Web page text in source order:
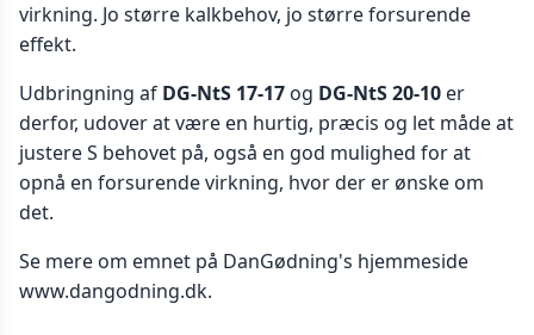
virkning. Jo større kalkbehov, jo større forsurende
effekt.
Udbringning af DG-NtS 17-17 og DG-NtS 20-10 er
derfor, udover at være en hurtig, præcis og let måde at
justere S behovet på, også en god mulighed for at
opnå en forsurende virkning, hvor der er ønske om
det.
Se mere om emnet på DanGødning's hjemmeside
www.dangodning.dk.